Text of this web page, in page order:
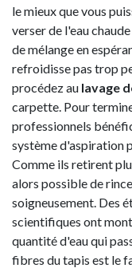
le mieux que vous
verser de l'eau
de mélange en
refroidisse pas trop
procédez au lavage
carpette. Pour
professionnels
système d'aspiration
Comme ils retirent
alors possible de
soigneusement. Des
scientifiques ont
quantité d'eau qui
fibres du tapis est le